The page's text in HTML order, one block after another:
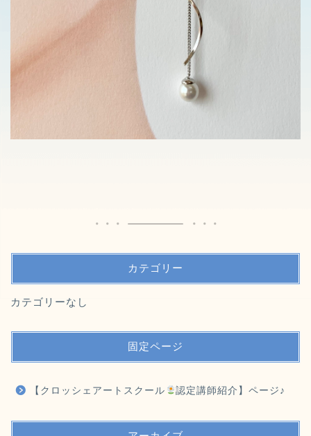
カテゴリー
カテゴリーなし
固定ページ
【クロッシェアートスクール 認定講師紹介】ページ♪